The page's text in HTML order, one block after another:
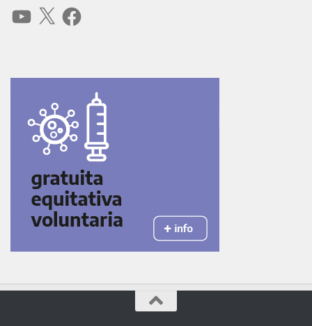
YouTube
X Facebook